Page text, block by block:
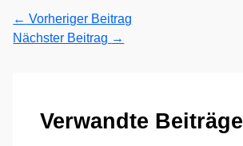
← Vorheriger Beitrag
Nächster Beitrag →
Verwandte Beiträge